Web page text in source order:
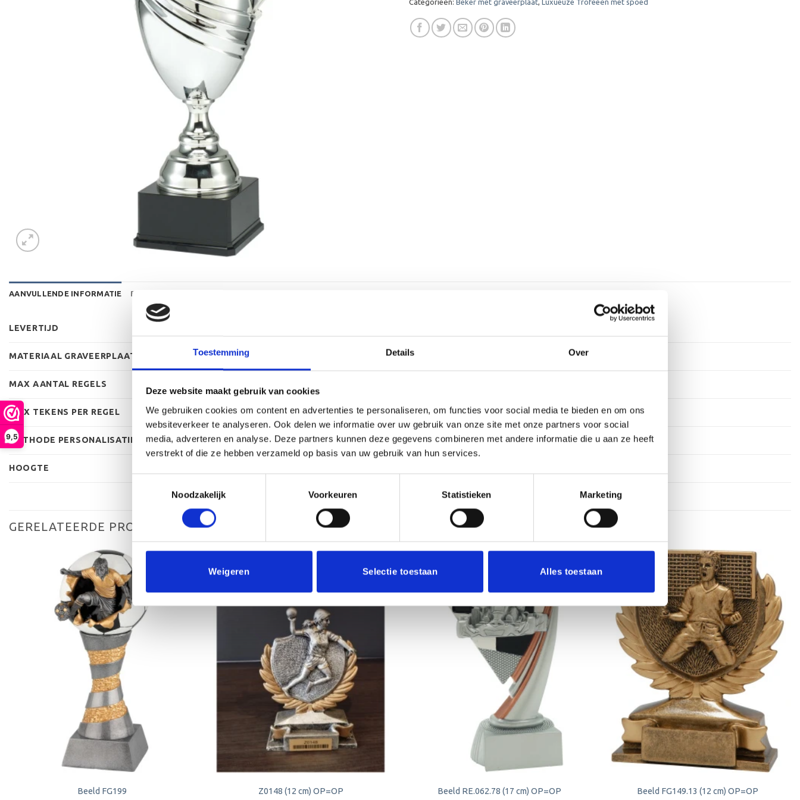
Toestemming Details Over
Deze website maakt gebruik van cookies
We gebruiken cookies om content en advertenties te personaliseren, om functies voor social media te bieden en om ons
websiteverkeer te analyseren. Ook delen we informatie over uw gebruik van onze site met onze partners voor social
media, adverteren en analyse. Deze partners kunnen deze gegevens combineren met andere informatie die u aan ze heeft
verstrekt of die ze hebben verzameld op basis van uw gebruik van hun services.
Noodzakelijk
Voorkeuren Statistieken Marketing
Weigeren Selectie toestaan Alles toestaan
9,5
AANVULLENDE INFORMATIE BEOORDELINGEN (0)
LEVERTIJD
MATERIAAL GRAVEERPLAAT
MAX AANTAL REGELS
MAX TEKENS PER REGEL 30 leestekens
METHODE PERSONALISATIE Graveren
HOOGTE
GERELATEERDE PRODUCTEN
Beeld FG199
Aanbieding!
Z0148 (12 cm) OP=OP
verlanglijst
Beeld RE.062.78 (17 cm) OP=OP
Toevoegen
aan
verlanglijst
Beeld FG149.13 (12 cm) OP=OP